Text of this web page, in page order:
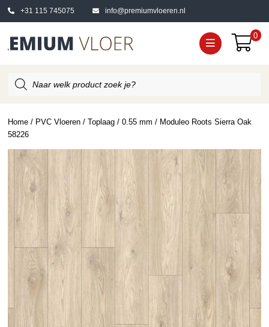
+31 115 745075 info@premiumvloeren.nl
0
zoeken
Home / PVC Vloeren /Toplaag /0.55 mm / Moduleo Roots Sierra Oak
58226